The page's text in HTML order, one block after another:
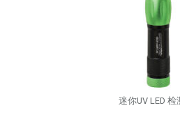
迷你UV LED 检